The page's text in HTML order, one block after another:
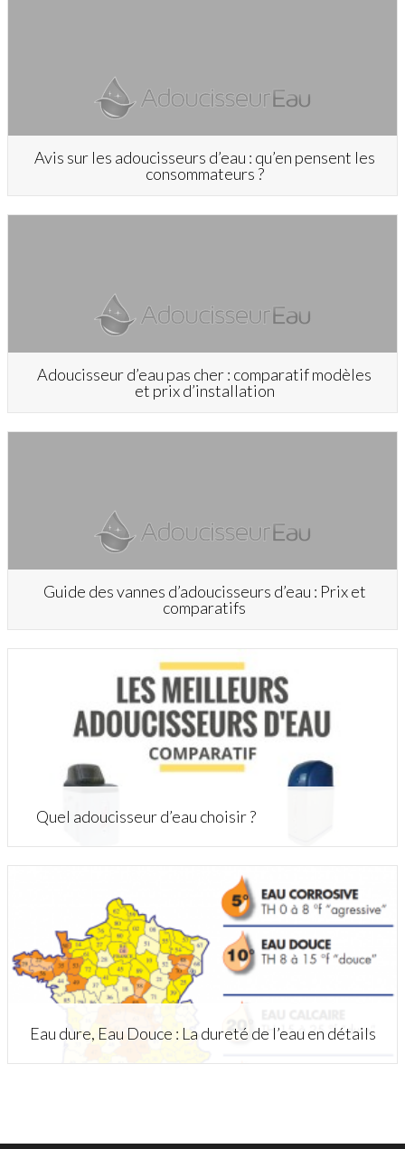
Avis sur les adoucisseurs d’eau : qu’en pensent les
consommateurs ?
Adoucisseur d’eau pas cher : comparatif modèles
et prix d’installation
Guide des vannes d’adoucisseurs d’eau : Prix et
comparatifs
Quel adoucisseur d’eau choisir ?
Eau dure, Eau Douce : La dureté de l’eau en détails